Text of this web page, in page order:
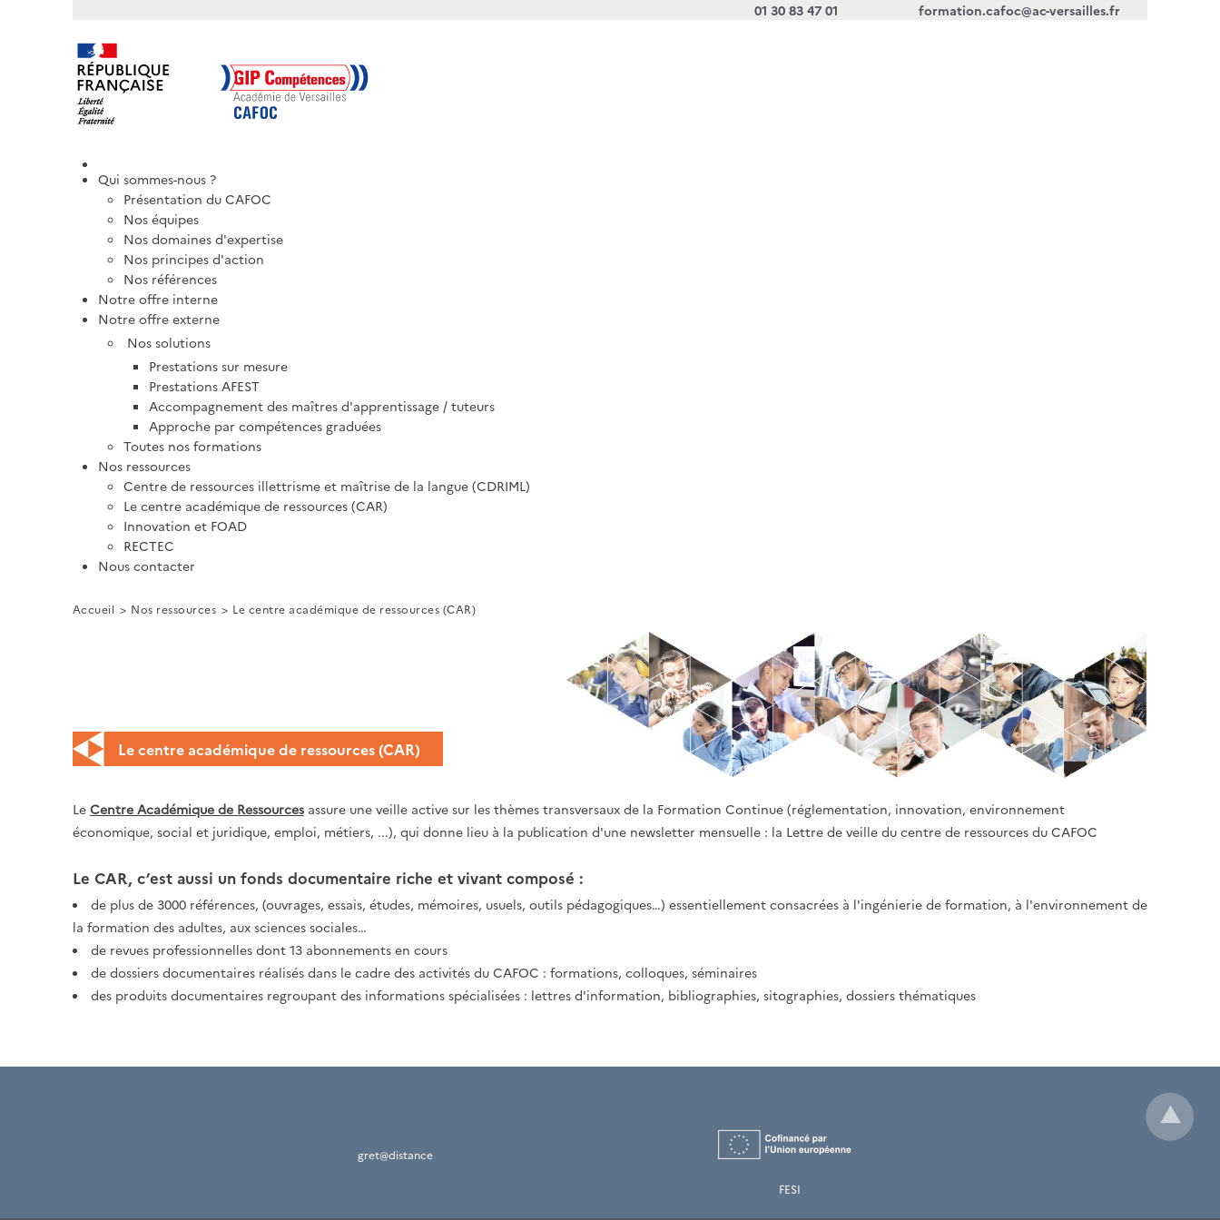
01 30 83 47 01 formation.cafoc@ac-versailles.fr
Qui sommes-nous ?
Présentation du CAFOC
Nos équipes
Nos domaines d'expertise
Nos principes d'action
Nos références
Notre offre interne
Notre offre externe
Nos solutions
Prestations sur mesure
Prestations AFEST
Accompagnement des maîtres d'apprentissage / tuteurs
Approche par compétences graduées
Toutes nos formations
Nos ressources
Centre de ressources illettrisme et maîtrise de la langue (CDRIML)
Le centre académique de ressources (CAR)
Innovation et FOAD
RECTEC
Nous contacter
Accueil Nos ressources Le centre académique de ressources (CAR)
Le centre académique de ressources (CAR)
Le Centre Académique de Ressourcesassure une veille active sur les thèmes transversaux de la Formation Continue (réglementation, innovation, environnement
économique, social et juridique, emploi, métiers, ...), qui donne lieu à la publication d'une newsletter mensuelle : la Lettre de veille du centre de ressources du CAFOC
Le CAR, c’est aussi un fonds documentaire riche et vivant composé :
de plus de 3000 références, (ouvrages, essais, études, mémoires, usuels, outils pédagogiques…) essentiellement consacrées à l'ingénierie de formation, à l'environnement de
la formation des adultes, aux sciences sociales…
de revues professionnelles dont 13 abonnements en cours
de dossiers documentaires réalisés dans le cadre des activités du CAFOC : formations, colloques, séminaires
des produits documentaires regroupant des informations spécialisées : lettres d'information, bibliographies, sitographies, dossiers thématiques
gret@distance
FESI